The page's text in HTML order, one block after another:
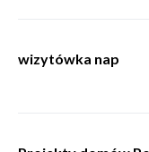
wizytówka nap